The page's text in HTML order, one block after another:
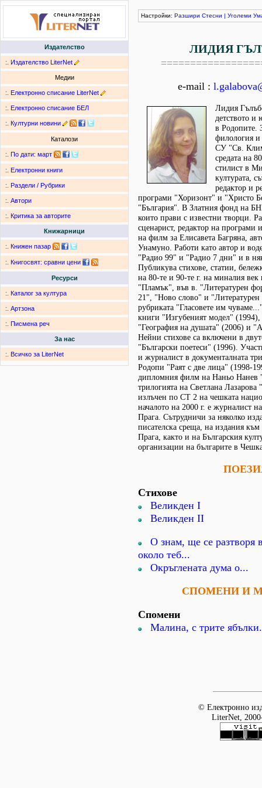
Издателство
:. Издателство LiterNet
Медии
:. Електронно списание LiterNet
:. Електронно списание БЕЛ
:. Културни новини
Каталози
:. По дати: март
:. Електронни книги
:. Раздели / Рубрики
:. Автори
:. Критика за авторите
Книжарници
:. Книжен пазар
:. Книгосвят: сравни цени
Ресурси
:. Каталог за култура
:. Артзона
:. Писмена реч
За нас
:. Всичко за LiterNet
Настройки: Разшири Стесни | Уголеми
ЛИДИЯ
e-mail :
Лидия
детството и
в Родопите.
филология
СУ "Св.
средата на
стилист в
културата,
редактор и
програми "Хоризонт" и "Христо
"България". В Златния фонд на
които прави с известни творци.
сценарист, редактор на програми
на филм за Елисавета Багряна,
Унамуно. Работи като автор и
"Радио 99" и "Радио 7 дни" и в
Публикува стихове, статии,
на 80-те и 90-те г. на миналия
"Пламък", във в. "Литературен
21", "Ново слово" и "Литературен
рубриката "Гласовете им
книги "Изгубеният модел"
"География на душата" (2006) и
Нейни стихове са включени в
"Български поетеси" (1996).
и журналист в документалната
Родопи "Раят с две лица" (1998-
дипломния филм на Наньо Нанев
трилогията на Светлана
излъчен по СТ 2 на чешката
началото на 2000 г. е журналист
Прага. Сътрудничи за няколко
писателска среща, на издания
Прага, както и на Българския
организации на българите в
Стихове
Великден I
Великден II
О знам, ще се разтворя
около теб...
Окръглената дума о...
СПОМЕНИ И
Спомени
Малина, с трите
© Електронно
LiterNet,